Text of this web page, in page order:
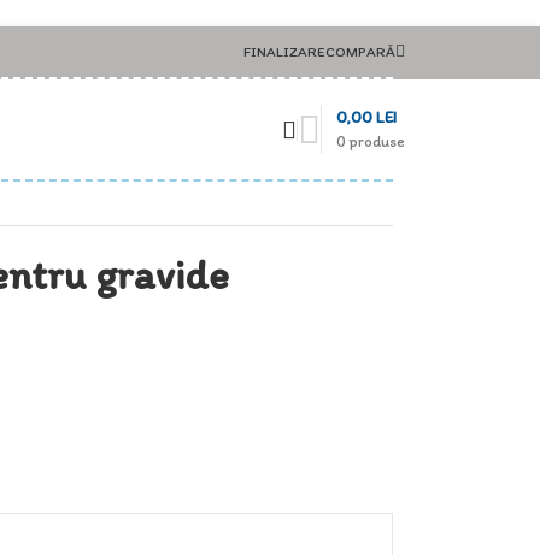
FINALIZARECOMPARĂ
0produse
0,00LEI
gravide